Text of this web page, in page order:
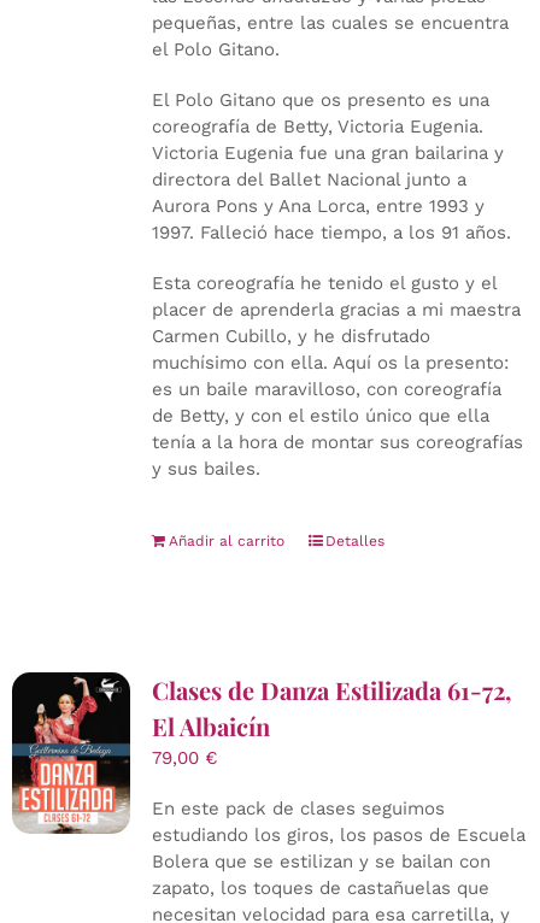
pequeñas, entre las cuales se encuentra
el Polo Gitano.
El Polo Gitano que os presento es una
coreografía de Betty, Victoria Eugenia.
Victoria Eugenia fue una gran bailarina y
directora del Ballet Nacional junto a
Aurora Pons y Ana Lorca, entre 1993 y
1997. Falleció hace tiempo, a los 91 años.
Esta coreografía he tenido el gusto y el
placer de aprenderla gracias a mi maestra
Carmen Cubillo, y he disfrutado
muchísimo con ella. Aquí os la presento:
es un baile maravilloso, con coreografía
de Betty, y con el estilo único que ella
tenía a la hora de montar sus coreografías
y sus bailes.
Añadir al carrito Detalles
Clases de Danza Estilizada 61-72,
El Albaicín
79,00 €
En este pack de clases seguimos
estudiando los giros, los pasos de Escuela
Bolera que se estilizan y se bailan con
zapato, los toques de castañuelas que
necesitan velocidad para esa carretilla, y